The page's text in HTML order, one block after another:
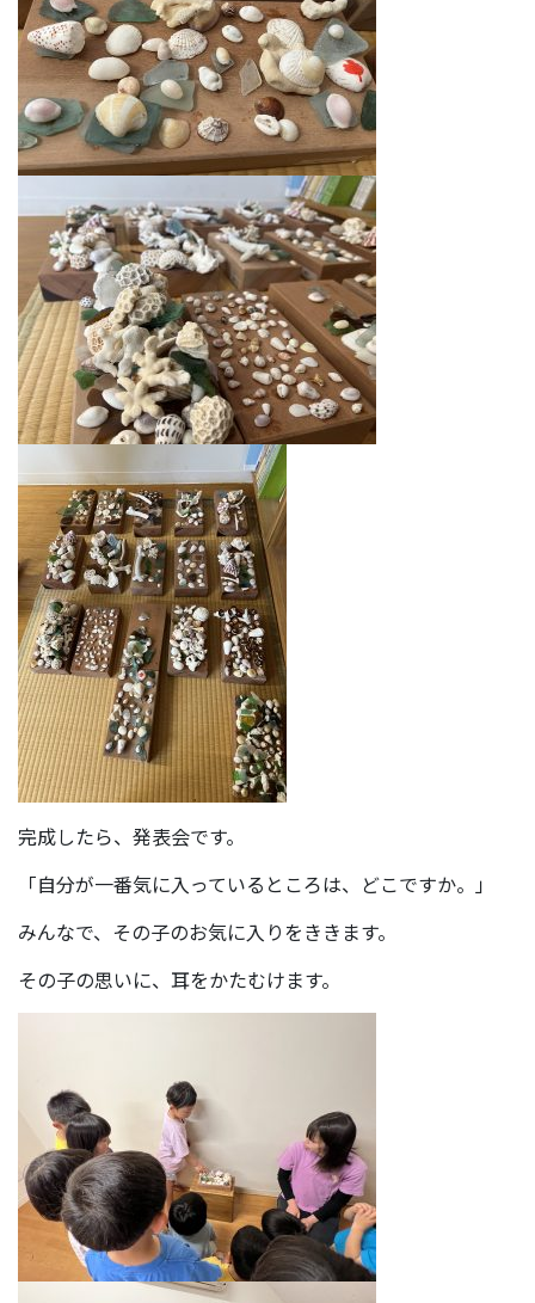
完成したら、発表会です。
「自分が一番気に入っているところは、どこですか。」
みんなで、その子のお気に入りをききます。
その子の思いに、耳をかたむけます。